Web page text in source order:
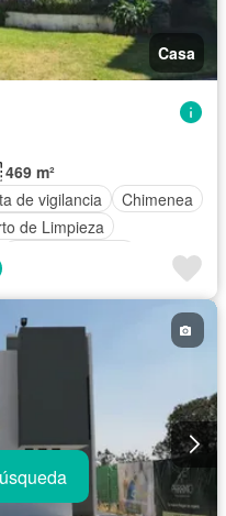
Casa
469 m²
de vigilancia
Chimenea
de Limpieza
Sauna